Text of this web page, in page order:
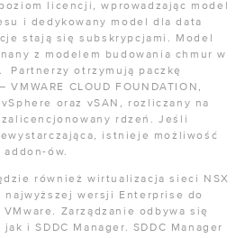
licencji, wprowadzając model
i dedykowany model dla data
stają się subskrypcjami. Model
z modelem budowania chmur w
Partnerzy otrzymują paczkę
CLOUD FOUNDATION,
oraz vSAN, rozliczany na
zalicencjonowany rdzeń. Jeśli
istnieje możliwość
ów.
również wirtualizacja sieci NSX
najwyższej wersji Enterprise do
Zarządzanie odbywa się
i SDDC Manager. SDDC Manager